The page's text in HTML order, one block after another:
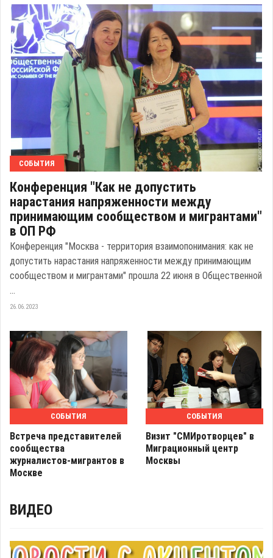
СОБЫТИЯ
Конференция "Как не допустить
нарастания напряженности между
принимающим сообществом и мигрантами"
в ОП РФ
Конференция "Москва - территория взаимопонимания: как не
допустить нарастания напряженности между принимающим
сообществом и мигрантами" прошла 22 июня в Общественной
...
26.06.2023
СОБЫТИЯ
Встреча представителей
сообщества
журналистов-мигрантов в
Москве
СОБЫТИЯ
Визит "СМИротворцев" в
Миграционный центр
Москвы
ВИДЕО